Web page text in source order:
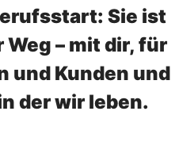
Sie ist
– mit dir, für
und Kunden und
der wir leben.